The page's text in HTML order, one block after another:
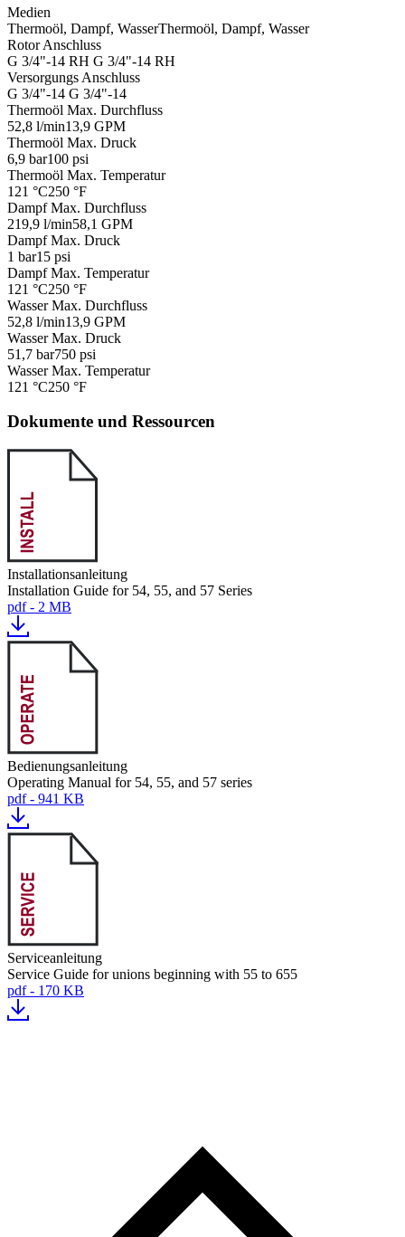
Medien
Thermoöl, Dampf, WasserThermoöl, Dampf, Wasser
Rotor Anschluss
G 3/4"-14 RH G 3/4"-14 RH
Versorgungs Anschluss
G 3/4"-14 G 3/4"-14
Thermoöl Max. Durchfluss
52,8 l/min13,9 GPM
Thermoöl Max. Druck
6,9 bar100 psi
Thermoöl Max. Temperatur
121 °C250 °F
Dampf Max. Durchfluss
219,9 l/min58,1 GPM
Dampf Max. Druck
1 bar15 psi
Dampf Max. Temperatur
121 °C250 °F
Wasser Max. Durchfluss
52,8 l/min13,9 GPM
Wasser Max. Druck
51,7 bar750 psi
Wasser Max. Temperatur
121 °C250 °F
Dokumente und Ressourcen
Installationsanleitung
Installation Guide for 54, 55, and 57 Series
pdf - 2 MB
Bedienungsanleitung
Operating Manual for 54, 55, and 57 series
pdf - 941 KB
Serviceanleitung
Service Guide for unions beginning with 55 to 655
pdf - 170 KB